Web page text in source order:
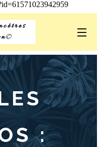
©
: